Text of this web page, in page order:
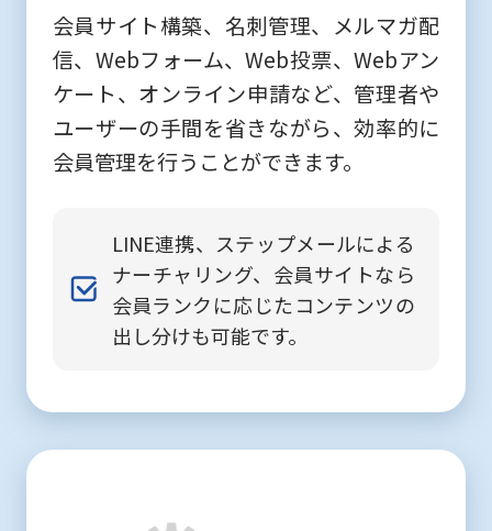
会員サイト構築、名刺管理、メルマガ配
信、Webフォーム、Web投票、Webアン
ケート、オンライン申請など、管理者や
ユーザーの手間を省きながら、効率的に
会員管理を行うことができます。
LINE連携、ステップメールによる
ナーチャリング、会員サイトなら
会員ランクに応じたコンテンツの
出し分けも可能です。